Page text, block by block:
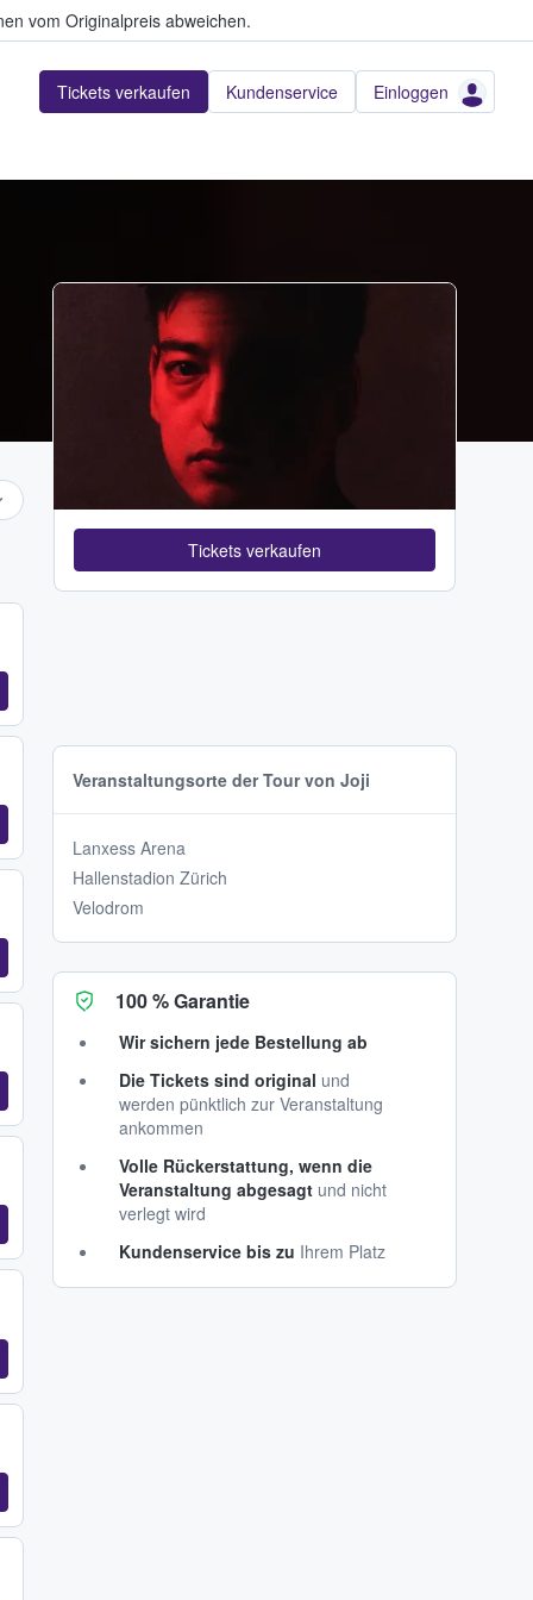
vom Originalpreis abweichen.
Tickets verkaufen Kundenservice Einloggen
Tickets verkaufen
Veranstaltungsorte der Tour von Joji
Lanxess Arena
Hallenstadion Zürich
Velodrom
100 % Garantie
Wir sichern jede Bestellung ab
Die Tickets sind original und
werden pünktlich zur Veranstaltung
ankommen
Volle Rückerstattung, wenn die
Veranstaltung abgesagt und nicht
verlegt wird
Kundenservice bis zu Ihrem Platz